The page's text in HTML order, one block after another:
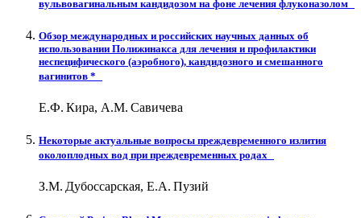
вульвовагинальным кандидозом на фоне лечения флуконазолом
Обзор международных и российских научных данных об
использовании Полижинакса для лечения и профилактики
неспецифического (аэробного), кандидозного и смешанного
вагинитов *
Е.Ф. Кира, А.М. Савичева
Некоторые актуальные вопросы преждевременного излития
околоплодных вод при преждевременных родах
З.М. Дубоссарская, Е.А. Пузий